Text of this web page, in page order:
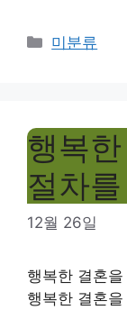
Categories
미분류
행복
절차
12월 26일
행복한 결혼
행복한 결혼